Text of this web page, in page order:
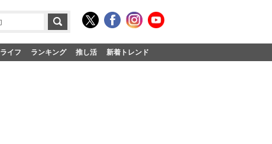
ライフ ランキング 推し活 新着トレンド